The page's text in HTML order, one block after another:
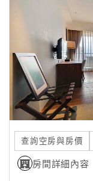
查詢空房與房價
房間詳細內容